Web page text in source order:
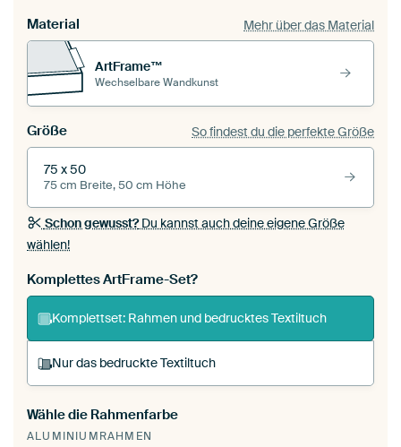
Material Mehr über das Material
ArtFrame™
Wechselbare Wandkunst
Größe So findest du die perfekte Größe
75 x 50
75 cm Breite, 50 cm Höhe
Schon gewusst?Du kannst auch deine eigene Größe
wählen!
Komplettes ArtFrame-Set?
Komplettset: Rahmen und bedrucktes Textiltuch
Nur das bedruckte Textiltuch
Du spannst einen wechselbaren Textiltuch in
deinen vorhandenen ArtFrame™.
Wähle die Rahmenfarbe
ALUMINIUMRAHMEN